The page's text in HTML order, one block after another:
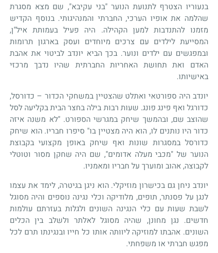
בנעוריו הצטרף לתנועת הנוער "בני עקיבא", שם מצא מסגרת
שהלמה את אופיו הערכי, החברתי והמנהיגותי. בנוסף הקדיש
מזמנו להתנדבות למען הקהילה. היה פעיל בעמותת איל"ן,
המסייעת לילדים עם צרכים מיוחדים ועסק בארגון תרומות
ובמפגשים עם ילדים ונוער. בכך הביא יונדב לביטוי את אהבת
האדם ואת תחושת האחריות החברתית שהיו נדבך מרכזי
באישיותו.
יונדב היה ספורטאי ואתלט שהצטיין במשחקי הכדור – כדורסל,
כדורגל ואף פינג פונג. שעות רבות בילה בחצר הבית בקליעה לסל
שהוצב שם, ובהמשך שיחק במגרשי הספורט. "לא משנה איזה
כדור היו נותנים לו, הוא היה מצטיין בו" סיפרו חבריו. הוא שיחק
כדורסל במסגרות שונות ואף שיחק באופן מקצועי בקבוצת
הנוער של "מכבי מעלה אדומים", שם היה שחקן מסור וטוטלי
לקבוצה, אהוב ומוערך על חבריו ומאמניו.
יונדב ניחן גם בכישרון מוזיקלי. הוא ניגן בגיטרה, לימד את עצמו
לנגן על פסנתר, תופים, מלודיקה וכלי נגינה נוספים והיה מסוגל
לשבת שעות עם כלי הנגינה השונים ולגלות בעזרתם עולמות
חדשים. נגן מחונן, שהיה מסוגל לאלתר ולשלב בין הכלים
השונים. אהבתו למוזיקה ליוותה אותו כל חייו ובנגינתו תרם לכל
מפגש חברתי או משפחתי.